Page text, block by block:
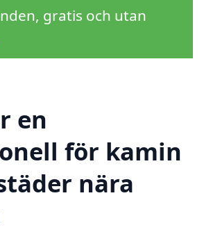
gratis och utan
en
för kamin
nära